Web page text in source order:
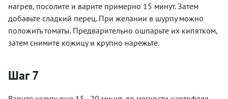
нагрев, посолите и варите примерно 15 минут. Затем
добавьте сладкий перец. При желании в шурпу можно
положить томаты. Предварительно ошпарьте их кипятком,
затем снимите кожицу и крупно нарежьте.
Шаг 7